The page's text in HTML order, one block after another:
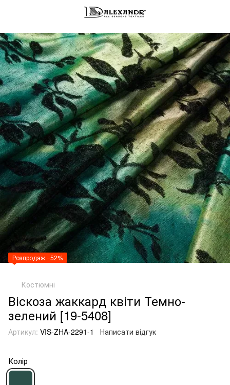
Розпродаж −52%
Костюмні
Віскоза жаккард квіти Темно-
зелений [19-5408]
Артикул: VIS-ZHA-2291-1 Написати відгук
Колір